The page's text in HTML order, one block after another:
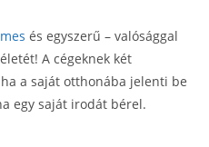
és egyszerű – valósággal
A cégeknek két
a saját otthonába jelenti be
egy saját irodát bérel.